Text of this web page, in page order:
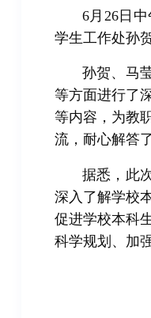
6月26日
学生工作处孙
孙贺、马
等方面进行了
等内容，为教
流，耐心解答
据悉，此
深入了解学校
促进学校本科
科学规划、加